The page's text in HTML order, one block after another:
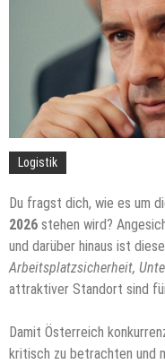
Alles im Blick: Tipps, wie
Was verdient man als
Perfekte Ausstattung für
gelingt der professionelle
Logistik
Du fragst dich, wie es um
2026 stehen wird?
und darüber hinaus ist
Arbeitsplatzsicherheit,
attraktiver Standort sind
Damit Österreich
kritisch zu betrachten und